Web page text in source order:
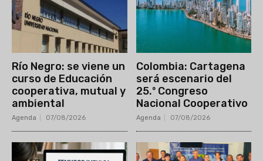
Río Negro: se viene un
curso de Educación
cooperativa, mutual y
ambiental
Agenda 07/08/2026
Colombia: Cartagena
será escenario del
25.º Congreso
Nacional Cooperativo
Agenda 07/08/2026